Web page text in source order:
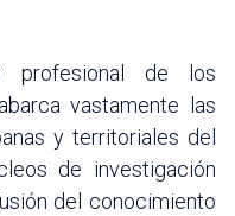
profesional de los
vastamente las
y territoriales del
de investigación
del conocimiento